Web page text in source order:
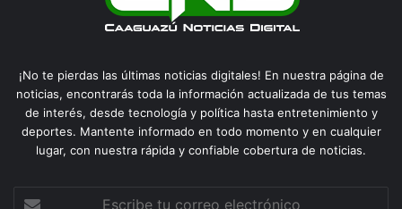
¡No te pierdas las últimas noticias digitales! En nuestra página de
noticias, encontrarás toda la información actualizada de tus temas
de interés, desde tecnología y política hasta entretenimiento y
deportes. Mantente informado en todo momento y en cualquier
lugar, con nuestra rápida y confiable cobertura de noticias.